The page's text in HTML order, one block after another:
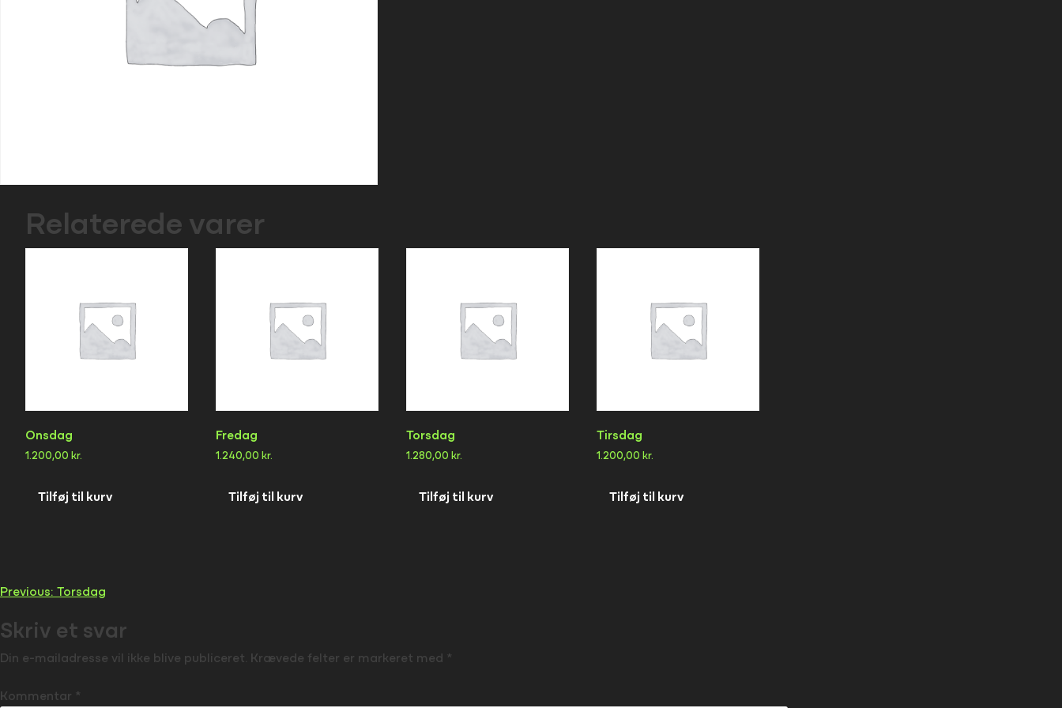
Relaterede varer
Onsdag
1.200,00 kr.
Tilføj til kurv
Fredag
1.240,00 kr.
Tilføj til kurv
Torsdag
1.280,00 kr.
Tilføj til kurv
Tirsdag
1.200,00 kr.
Tilføj til kurv
Indlægsnavigation
Previous: Torsdag
Skriv et svar
Din e-mailadresse vil ikke blive publiceret. Krævede felter er markeret med *
Kommentar *